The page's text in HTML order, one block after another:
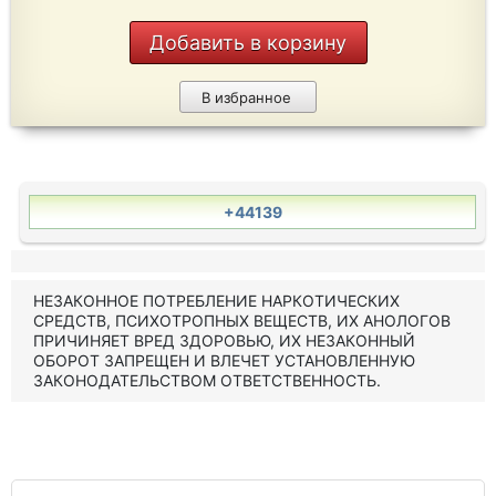
Добавить в корзину
В избранное
+44139
НЕЗАКОННОЕ ПОТРЕБЛЕНИЕ НАРКОТИЧЕСКИХ
СРЕДСТВ, ПСИХОТРОПНЫХ ВЕЩЕСТВ, ИХ АНОЛОГОВ
ПРИЧИНЯЕТ ВРЕД ЗДОРОВЬЮ, ИХ НЕЗАКОННЫЙ
ОБОРОТ ЗАПРЕЩЕН И ВЛЕЧЕТ УСТАНОВЛЕННУЮ
ЗАКОНОДАТЕЛЬСТВОМ ОТВЕТСТВЕННОСТЬ.